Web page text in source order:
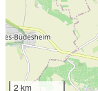
2 km